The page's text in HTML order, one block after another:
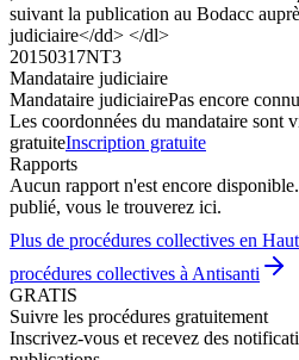
suivant la publication au Bodacc
judiciaire</dd> </dl>
20150317NT3
Mandataire judiciaire
Mandataire judiciairePas encore connu
Les coordonnées du mandataire sont
gratuiteInscription gratuite
Rapports
Aucun rapport n'est encore
publié, vous le trouverez ici.
Plus de procédures collectives en
procédures collectives à Antisanti
GRATIS
Suivre les procédures gratuitement
Inscrivez-vous et recevez des